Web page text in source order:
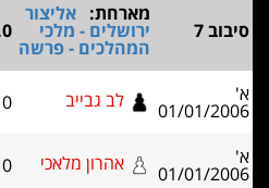
מארחת:אליצור
ירושלים - מלכי
המהלכים - פרשה
1.0
3.0
01/ לב גבייב 0
01/ אהרון מלאכי 0
-